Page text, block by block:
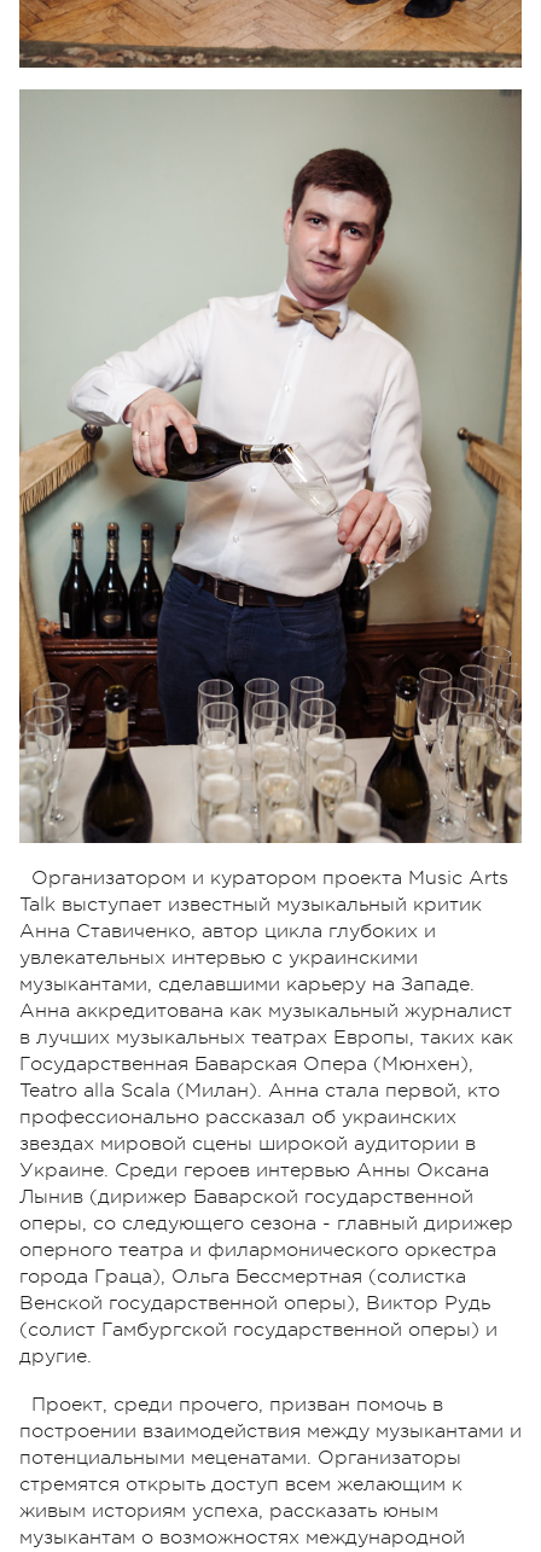
Организатором и куратором проекта Music Arts
Talk выступает известный музыкальный критик
Анна Ставиченко, автор цикла глубоких и
увлекательных интервью с украинскими
музыкантами, сделавшими карьеру на Западе.
Анна аккредитована как музыкальный журналист
в лучших музыкальных театрах Европы, таких как
Государственная Баварская Опера (Мюнхен),
Teаtro alla Scala (Милан). Анна стала первой, кто
профессионально рассказал об украинских
звездах мировой сцены широкой аудитории в
Украине. Среди героев интервью Анны Оксана
Лынив (дирижер Баварской государственной
оперы, со следующего сезона - главный дирижер
оперного театра и филармонического оркестра
города Граца), Ольга Бессмертная (солистка
Венской государственной оперы), Виктор Рудь
(солист Гамбургской государственной оперы) и
другие.
Проект, среди прочего, призван помочь в
построении взаимодействия между музыкантами и
потенциальными меценатами. Организаторы
стремятся открыть доступ всем желающим к
живым историям успеха, рассказать юным
музыкантам о возможностях международной